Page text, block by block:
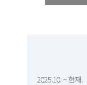
2025.10. ~ 현